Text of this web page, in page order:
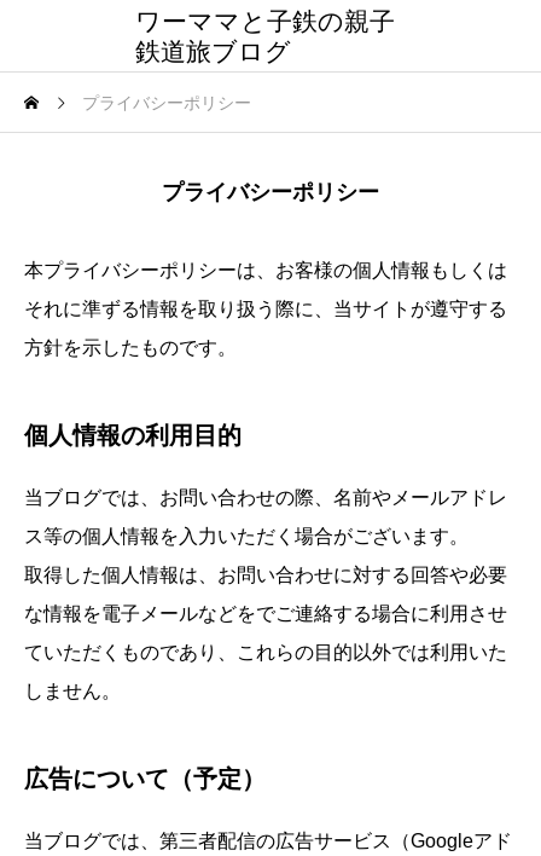
ワーママと子鉄の親子
鉄道旅ブログ
プライバシーポリシー
プライバシーポリシー
本プライバシーポリシーは、お客様の個人情報もしくは
それに準ずる情報を取り扱う際に、当サイトが遵守する
方針を示したものです。
個人情報の利用目的
当ブログでは、お問い合わせの際、名前やメールアドレ
ス等の個人情報を入力いただく場合がございます。
取得した個人情報は、お問い合わせに対する回答や必要
な情報を電子メールなどをでご連絡する場合に利用させ
ていただくものであり、これらの目的以外では利用いた
しません。
広告について（予定）
当ブログでは、第三者配信の広告サービス（Googleアド